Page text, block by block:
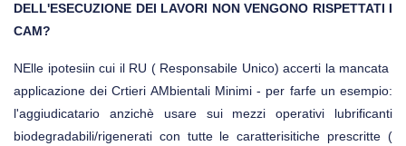
DELL'ESECUZIONE DEI LAVORI NON VENGONO RISPETTATI I
CAM?
NElle ipotesiin cui il RU ( Responsabile Unico) accerti la mancata
applicazione dei Crtieri AMbientali Minimi - per farfe un esempio:
l'aggiudicatario anzichè usare sui mezzi operativi lubrificanti
biodegradabili/rigenerati con tutte le caratterisitiche prescritte (